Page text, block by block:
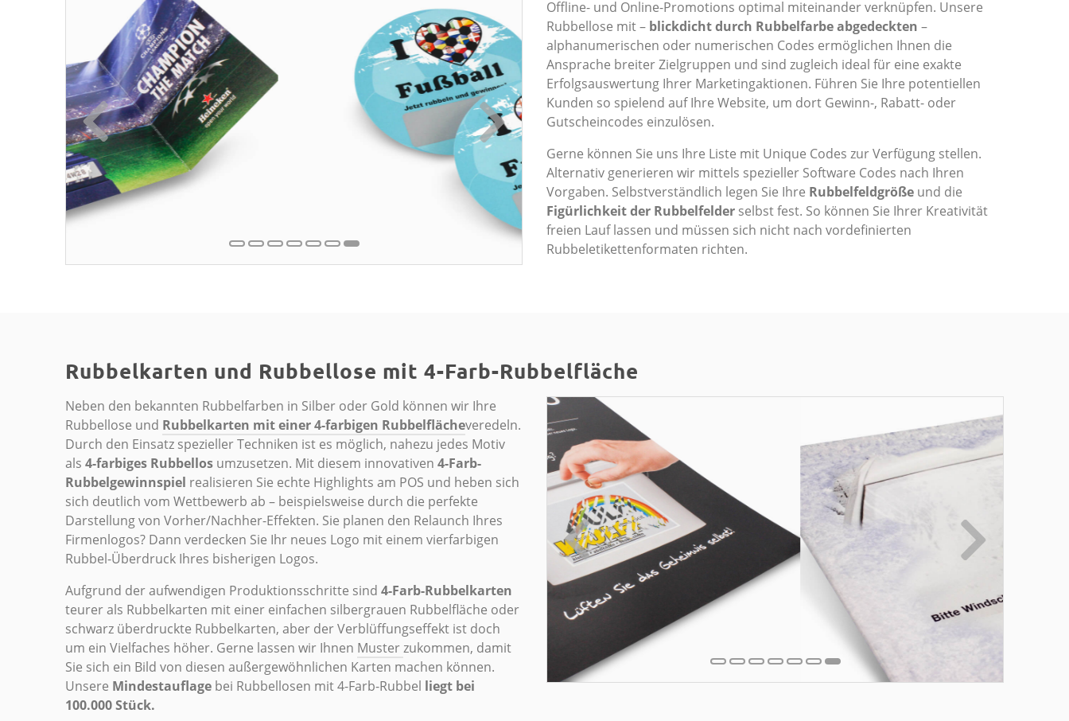
Offline- und Online-Promotions optimal miteinander verknüpfen. Unsere
Rubbellose mit – blickdicht durch Rubbelfarbe abgedeckten –
alphanumerischen oder numerischen Codes ermöglichen Ihnen die
Ansprache breiter Zielgruppen und sind zugleich ideal für eine exakte
Erfolgsauswertung Ihrer Marketingaktionen. Führen Sie Ihre potentiellen
Kunden so spielend auf Ihre Website, um dort Gewinn-, Rabatt- oder
Gutscheincodes einzulösen.
Gerne können Sie uns Ihre Liste mit Unique Codes zur Verfügung stellen.
Alternativ generieren wir mittels spezieller Software Codes nach Ihren
Vorgaben. Selbstverständlich legen Sie Ihre Rubbelfeldgröße und die
Figürlichkeit der Rubbelfelder selbst fest. So können Sie Ihrer Kreativität
freien Lauf lassen und müssen sich nicht nach vordefinierten
Rubbeletikettenformaten richten.
Rubbelkarten und Rubbellose mit 4-Farb-Rubbelfläche
Neben den bekannten Rubbelfarben in Silber oder Gold können wir Ihre
Rubbellose und Rubbelkarten mit einer 4-farbigen Rubbelflächeveredeln.
Durch den Einsatz spezieller Techniken ist es möglich, nahezu jedes Motiv
als 4-farbiges Rubbellos umzusetzen. Mit diesem innovativen 4-Farb-
Rubbelgewinnspiel realisieren Sie echte Highlights am POS und heben sich
sich deutlich vom Wettbewerb ab – beispielsweise durch die perfekte
Darstellung von Vorher/Nachher-Effekten. Sie planen den Relaunch Ihres
Firmenlogos? Dann verdecken Sie Ihr neues Logo mit einem vierfarbigen
Rubbel-Überdruck Ihres bisherigen Logos.
Aufgrund der aufwendigen Produktionsschritte sind 4-Farb-Rubbelkarten
teurer als Rubbelkarten mit einer einfachen silbergrauen Rubbelfläche oder
schwarz überdruckte Rubbelkarten, aber der Verblüffungseffekt ist doch
um ein Vielfaches höher. Gerne lassen wir Ihnen Musterzukommen, damit
Sie sich ein Bild von diesen außergewöhnlichen Karten machen können.
Unsere Mindestauflage bei Rubbellosen mit 4-Farb-Rubbel liegt bei
100.000 Stück.